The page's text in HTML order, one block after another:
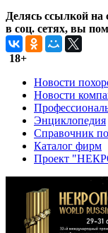
Делясь ссылкой на
в соц. сетях, вы
18+
Новости
Новости
Энциклопедия
Справочник
Каталог фирм
Проект